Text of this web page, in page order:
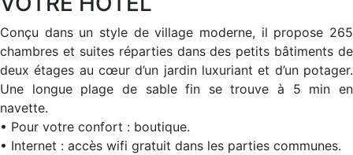
Conçu dans un style de village moderne, il propose 265
chambres et suites réparties dans des petits bâtiments de
deux étages au cœur d’un jardin luxuriant et d’un potager.
Une longue plage de sable fin se trouve à 5 min en
navette.
• Pour votre confort : boutique.
• Internet : accès wifi gratuit dans les parties communes.